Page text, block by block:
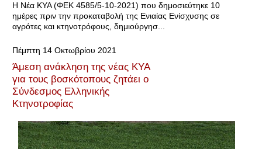
Η Νέα ΚΥΑ (ΦΕΚ 4585/5-10-2021) που δημοσιεύτηκε 10
ημέρες πριν την προκαταβολή της Ενιαίας Ενίσχυσης σε
αγρότες και κτηνοτρόφους, δημιούργησ...
Πέμπτη 14 Οκτωβρίου 2021
Άμεση ανάκληση της νέας ΚΥΑ
για τους βοσκότοπους ζητάει ο
Σύνδεσμος Ελληνικής
Κτηνοτροφίας